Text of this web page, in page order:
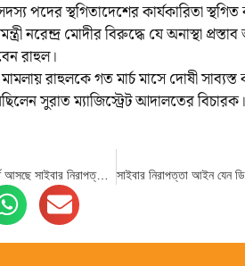
পদের স্থগিতাদেশের কার্যকারিতা
নরেন্দ্র মোদীর বিরুদ্ধে যে অনাস্থা
রাহুল।
মামলায় রাহুলকে গত মার্চ মাসে দোষী
সুরাত ম্যাজিস্ট্রেট আদালতের বিচারক।
ডিজিটাল নিরাপত্তা আইনের পরিবর্তে আসছে সাইবার নিরাপত্তা আইন